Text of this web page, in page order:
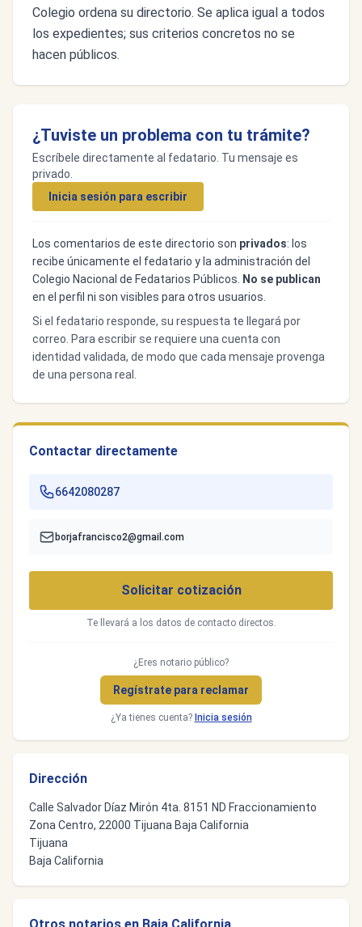
Colegio ordena su directorio. Se aplica igual a todos
los expedientes; sus criterios concretos no se
hacen públicos.
¿Tuviste un problema con tu trámite?
Escríbele directamente al fedatario. Tu mensaje es
privado.
Inicia sesión para escribir
Los comentarios de este directorio son privados: los
recibe únicamente el fedatario y la administración del
Colegio Nacional de Fedatarios Públicos.
No se publican
en el perfil ni son visibles para otros usuarios.
Si el fedatario responde, su respuesta te llegará por
correo. Para escribir se requiere una cuenta con
identidad validada, de modo que cada mensaje provenga
de una persona real.
Contactar directamente
6642080287
borjafrancisco2@gmail.com
Solicitar cotización
Te llevará a los datos de contacto directos.
¿Eres notario público?
Regístrate para reclamar
¿Ya tienes cuenta? Inicia sesión
Dirección
Calle Salvador Díaz Mirón 4ta. 8151 ND Fraccionamiento
Zona Centro, 22000 Tijuana Baja California
Tijuana
Baja California